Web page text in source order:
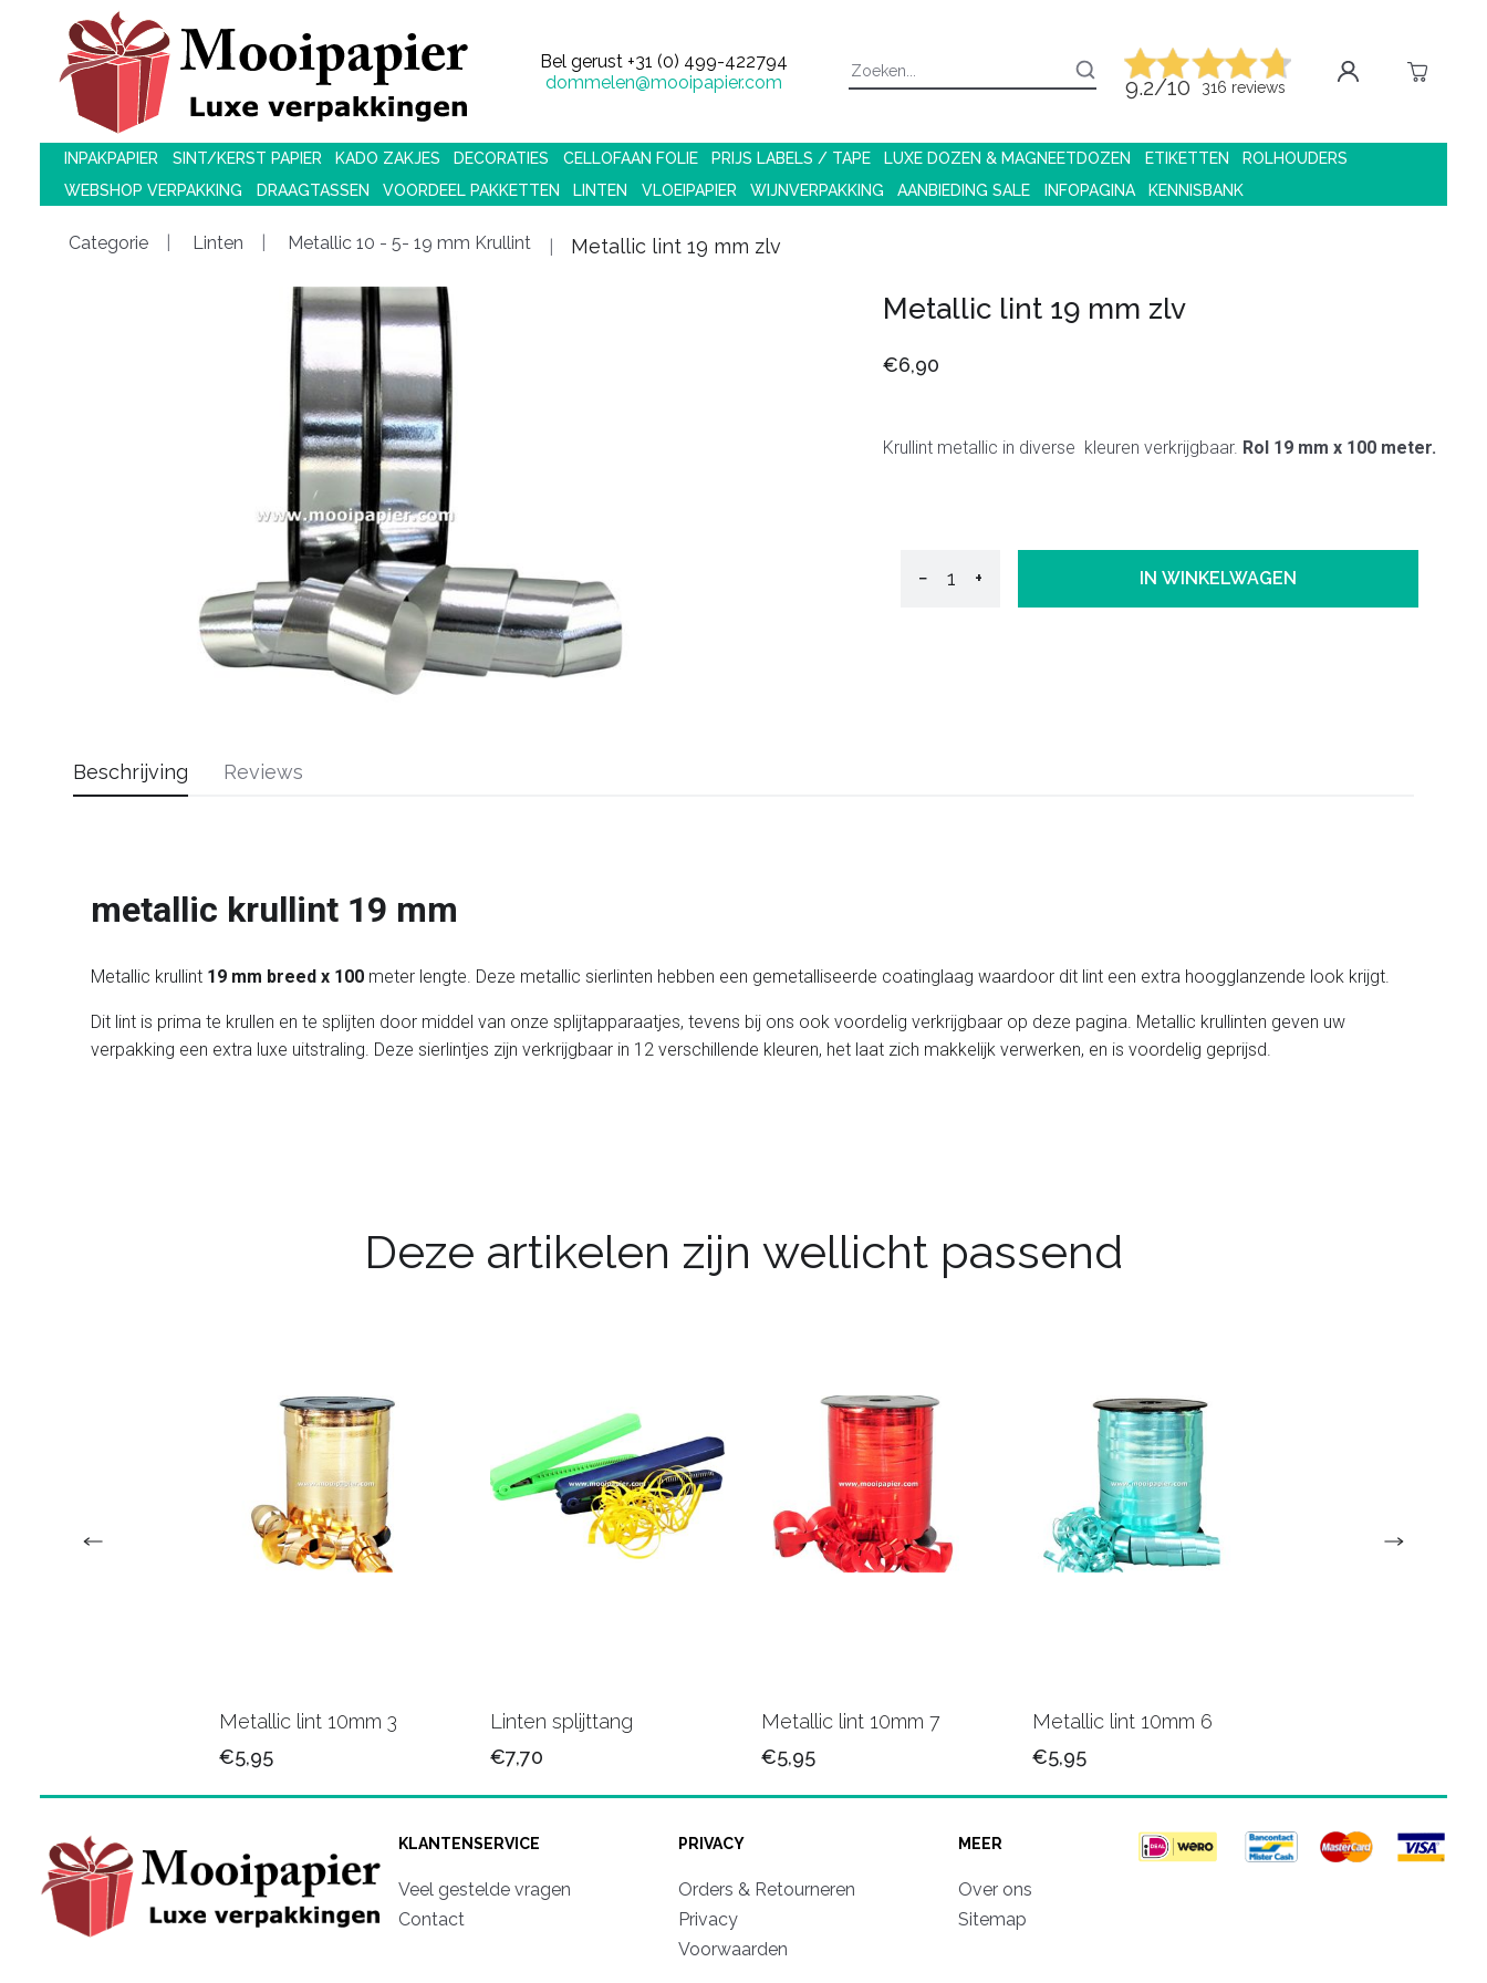
Bel gerust +31 (0) 499-422794
dommelen@mooipapier.com
9.2/10 316 reviews
INPAKPAPIER SINT/KERST PAPIER KADO ZAKJES DECORATIES CELLOFAAN FOLIE PRIJS LABELS / TAPE LUXE DOZEN & MAGNEETDOZEN ETIKETTEN
ROLHOUDERS
WEBSHOP VERPAKKING
DRAAGTASSEN VOORDEEL PAKKETTEN LINTEN VLOEIPAPIER WIJNVERPAKKING AANBIEDING SALE INFOPAGINA KENNISBANK
Categorie Linten Metallic 10 - 5- 19 mm Krullint Metallic lint 19 mm zlv
Metallic lint 19 mm zlv
€6,90
Krullint metallic in diverse kleuren verkrijgbaar. Rol 19 mm x 100 meter.
− + IN WINKELWAGEN
Beschrijving
metallic krullint 19 mm
Metallic krullint 19 mm breed x 100 meter lengte. Deze metallic sierlinten hebben een gemetalliseerde coatinglaag waardoor dit lint een extra hoogglanzende look krijgt.
Dit lint is prima te krullen en te splijten door middel van onze splijtapparaatjes, tevens bij ons ook voordelig verkrijgbaar op deze pagina. Metallic krullinten geven uw
verpakking een extra luxe uitstraling. Deze sierlintjes zijn verkrijgbaar in 12 verschillende kleuren, het laat zich makkelijk verwerken, en is voordelig geprijsd.
Reviews
Deze artikelen zijn wellicht passend
Metallic lint 10mm 3
€5,95
Linten splijttang
€7,70
Metallic lint 10mm 7
€5,95
Metallic lint 10mm 6
€5,95
KLANTENSERVICE
Veel gestelde vragen
Contact
PRIVACY
Orders & Retourneren
Privacy
Voorwaarden
MEER
Over ons
Sitemap